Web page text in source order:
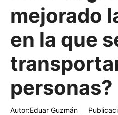
mejorado
en la que
personas?
Autor:Eduar Guzmán